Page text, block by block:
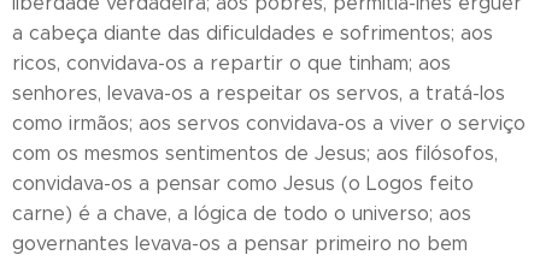
a cabeça diante das dificuldades e sofrimentos; aos
ricos, convidava-os a repartir o que tinham; aos
senhores, levava-os a respeitar os servos, a tratá-los
como irmãos; aos servos convidava-os a viver o serviço
com os mesmos sentimentos de Jesus; aos filósofos,
convidava-os a pensar como Jesus (o Logos feito
carne) é a chave, a lógica de todo o universo; aos
governantes levava-os a pensar primeiro no bem